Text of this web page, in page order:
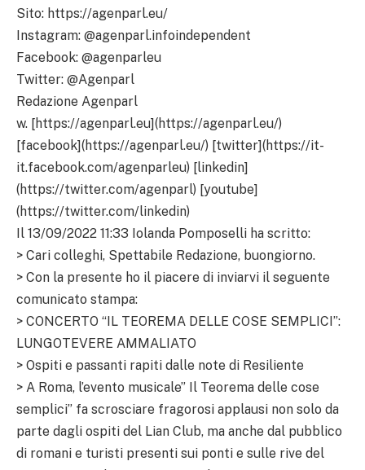
Sito: https://agenparl.eu/
Instagram: @agenparl.infoindependent
Facebook: @agenparleu
Twitter: @Agenparl
Redazione Agenparl
w. [https://agenparl.eu](https://agenparl.eu/)
[facebook](https://agenparl.eu/) [twitter](https://it-
it.facebook.com/agenparleu) [linkedin]
(https://twitter.com/agenparl) [youtube]
(https://twitter.com/linkedin)
Il 13/09/2022 11:33 Iolanda Pomposelli ha scritto:
> Cari colleghi, Spettabile Redazione, buongiorno.
> Con la presente ho il piacere di inviarvi il seguente
comunicato stampa:
> CONCERTO “IL TEOREMA DELLE COSE SEMPLICI”:
LUNGOTEVERE AMMALIATO
> Ospiti e passanti rapiti dalle note di Resiliente
> A Roma, l’evento musicale” Il Teorema delle cose
semplici” fa scrosciare fragorosi applausi non solo da
parte dagli ospiti del Lian Club, ma anche dal pubblico
di romani e turisti presenti sui ponti e sulle rive del